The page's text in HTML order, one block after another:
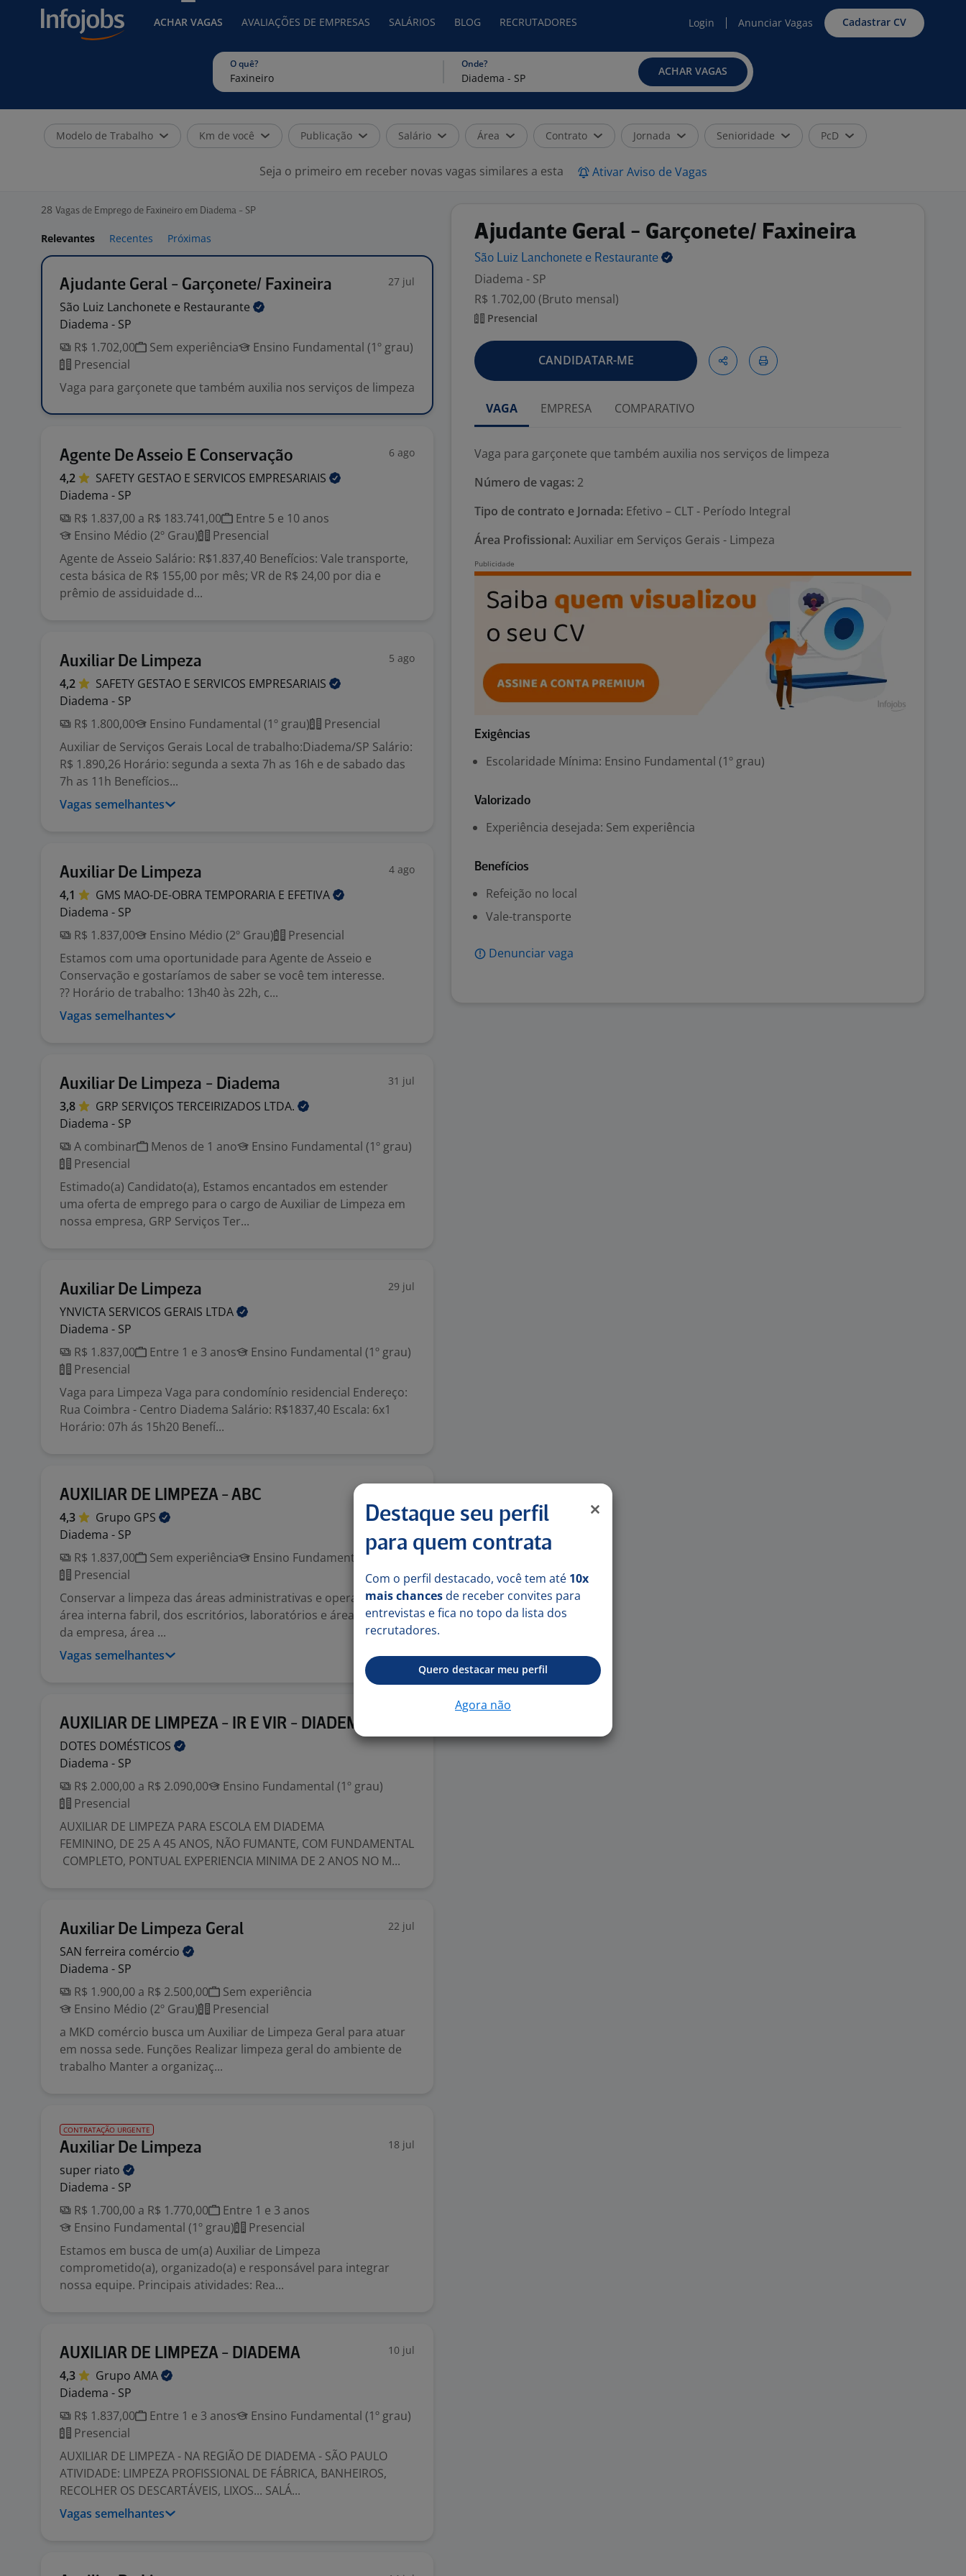
ACHAR VAGAS AVALIAÇÕES DE EMPRESAS SALÁRIOS BLOG RECRUTADORES Login Anunciar Vagas Cadastrar CV
O quê? Onde?
ACHAR VAGAS
Modelo de Trabalho Km de você Publicação Salário Área Contrato Jornada Senioridade PcD
Seja o primeiro em receber novas vagas similares a esta Ativar Aviso de Vagas
28 Vagas de Emprego de Faxineiro em Diadema - SP
Relevantes Recentes Próximas
Ajudante Geral - Garçonete/ Faxineira 27 jul
São Luiz Lanchonete e Restaurante
Diadema - SP
R$ 1.702,00
Sem experiência
Ensino Fundamental (1º grau)
Presencial
Vaga para garçonete que também auxilia nos serviços de limpeza
Agente De Asseio E Conservação 6 ago
4,2 SAFETY GESTAO E SERVICOS EMPRESARIAIS
Diadema - SP
R$ 1.837,00 a R$ 183.741,00
Entre 5 e 10 anos
Ensino Médio (2º Grau)
Presencial
Agente de Asseio Salário: R$1.837,40 Benefícios: Vale transporte,
cesta básica de R$ 155,00 por mês; VR de R$ 24,00 por dia e
prêmio de assiduidade d...
Auxiliar De Limpeza 5 ago
4,2 SAFETY GESTAO E SERVICOS EMPRESARIAIS
Diadema - SP
R$ 1.800,00
Ensino Fundamental (1º grau)
Presencial
Auxiliar de Serviços Gerais Local de trabalho:Diadema/SP Salário:
R$ 1.890,26 Horário: segunda a sexta 7h as 16h e de sabado das
7h as 11h Benefícios...
Vagas semelhantes
Auxiliar De Limpeza 4 ago
4,1 GMS MAO-DE-OBRA TEMPORARIA E EFETIVA
Diadema - SP
R$ 1.837,00
Ensino Médio (2º Grau)
Presencial
Estamos com uma oportunidade para Agente de Asseio e
Conservação e gostaríamos de saber se você tem interesse.
?? Horário de trabalho: 13h40 às 22h, c...
Vagas semelhantes
Auxiliar De Limpeza - Diadema 31 jul
3,8 GRP SERVIÇOS TERCEIRIZADOS LTDA.
Diadema - SP
A combinar
Menos de 1 ano
Ensino Fundamental (1º grau)
Presencial
Estimado(a) Candidato(a), Estamos encantados em estender
uma oferta de emprego para o cargo de Auxiliar de Limpeza em
nossa empresa, GRP Serviços Ter...
Auxiliar De Limpeza 29 jul
YNVICTA SERVICOS GERAIS LTDA
Diadema - SP
R$ 1.837,00
Entre 1 e 3 anos
Ensino Fundamental (1º grau)
Presencial
Vaga para Limpeza Vaga para condomínio residencial Endereço:
Rua Coimbra - Centro Diadema Salário: R$1837,40 Escala: 6x1
Horário: 07h ás 15h20 Benefí...
AUXILIAR DE LIMPEZA - ABC
4,3 Grupo GPS
Diadema - SP
R$ 1.837,00
Sem experiência
Ensino Fundamental (1º grau)
Presencial
Conservar a limpeza das áreas administrativas e operacionais, da
área interna fabril, dos escritórios, laboratórios e áreas externas
da empresa, área ...
Vagas semelhantes
AUXILIAR DE LIMPEZA - IR E VIR - DIADEMA
DOTES DOMÉSTICOS
Diadema - SP
R$ 2.000,00 a R$ 2.090,00
Ensino Fundamental (1º grau)
Presencial
AUXILIAR DE LIMPEZA PARA ESCOLA EM DIADEMA
FEMININO, DE 25 A 45 ANOS, NÃO FUMANTE, COM FUNDAMENTAL
COMPLETO, PONTUAL EXPERIENCIA MINIMA DE 2 ANOS NO M...
Auxiliar De Limpeza Geral 22 jul
SAN ferreira comércio
Diadema - SP
R$ 1.900,00 a R$ 2.500,00
Sem experiência
Ensino Médio (2º Grau)
Presencial
a MKD comércio busca um Auxiliar de Limpeza Geral para atuar
em nossa sede. Funções Realizar limpeza geral do ambiente de
trabalho Manter a organizaç...
CONTRATAÇÃO URGENTE
Auxiliar De Limpeza 18 jul
super riato
Diadema - SP
R$ 1.700,00 a R$ 1.770,00
Entre 1 e 3 anos
Ensino Fundamental (1º grau)
Presencial
Estamos em busca de um(a) Auxiliar de Limpeza
comprometido(a), organizado(a) e responsável para integrar
nossa equipe. Principais atividades: Rea...
AUXILIAR DE LIMPEZA - DIADEMA 10 jul
4,3 Grupo AMA
Diadema - SP
R$ 1.837,00
Entre 1 e 3 anos
Ensino Fundamental (1º grau)
Presencial
AUXILIAR DE LIMPEZA - NA REGIÃO DE DIADEMA - SÃO PAULO
ATIVIDADE: LIMPEZA PROFISSIONAL DE FÁBRICA, BANHEIROS,
RECOLHER OS DESCARTÁVEIS, LIXOS... SALÁ...
Vagas semelhantes
Ajudante Geral - Garçonete/ Faxineira
São Luiz Lanchonete e Restaurante
Diadema - SP
R$ 1.702,00 (Bruto mensal)
Presencial
CANDIDATAR-ME
VAGA EMPRESA COMPARATIVO
Vaga para garçonete que também auxilia nos serviços de limpeza
Número de vagas: 2
Tipo de contrato e Jornada: Efetivo – CLT - Período Integral
Área Profissional: Auxiliar em Serviços Gerais - Limpeza
Exigências
Escolaridade Mínima: Ensino Fundamental (1º grau)
Valorizado
Experiência desejada: Sem experiência
Benefícios
Refeição no local
Vale-transporte
Denunciar vaga
Destaque seu perfil
para quem contrata
Com o perfil destacado, você tem até 10x
mais chances de receber convites para
entrevistas e fica no topo da lista dos
recrutadores.
Quero destacar meu perfil
Agora não